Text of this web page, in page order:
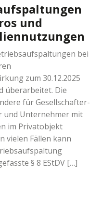
und
bei
zum 30.12.2025
überarbeitet. Die
für Gesellschafter-
und Unternehmer mit
im Privatobjekt
vielen Fällen kann
§ 8 EStDV […]